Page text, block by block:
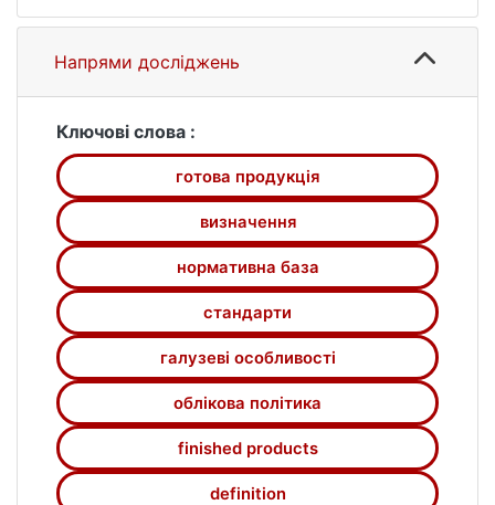
впливають на формулювання цього
поняття.
Напрями досліджень
Ключові слова :
готова продукція
визначення
нормативна база
стандарти
галузеві особливості
облікова політика
finished products
definition